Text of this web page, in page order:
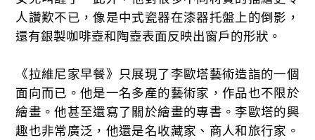
人讚歎不已，像是中式瓷器在漆器托盤上的倒影，
還有銀製咖啡壺和陶壺表面反映出窗戶的形狀。
《拉維尼家早餐》只展現了李歐塔藝術造詣的一個
面向而已。他是一名多產的藝術家，作品也不限於
繪畫。他甚至還寫了關於繪畫的專書。李歐塔的興
趣也非常廣泛，他還是名收藏家、商人和旅行家。